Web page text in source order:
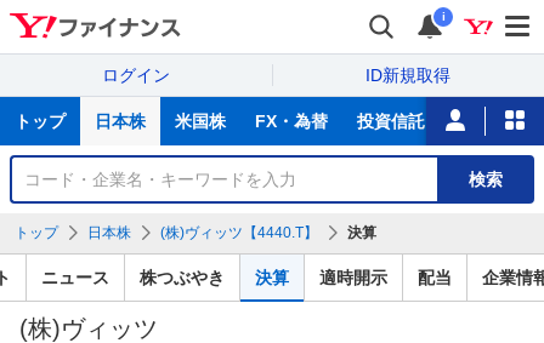
i
ログイン ID新規取得
サ
トップ 日本株 米国株 FX・為替 投資信託 ニュース
銘
検
検索
トップ 日本株 (株)ヴィッツ【4440.T】 決算
ニュース 株つぶやき 決算 適時開示 配当 企業情
(株)ヴィッツ